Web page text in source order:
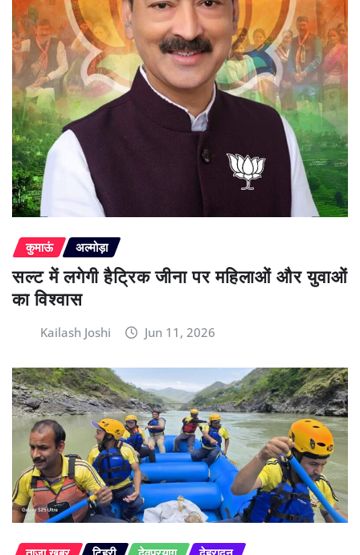
कुमाऊं अल्मोड़ा
सल्ट में लगेगी हैट्रिक जीना पर महिलाओं और युवाओं
का विश्वास
Kailash Joshi Jun 11, 2026